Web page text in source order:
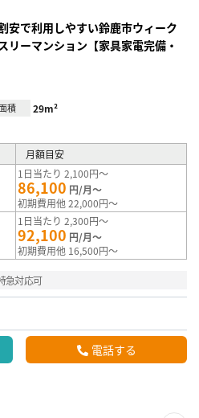
安で利用しやすい鈴鹿市ウィーク
リーマンション【家具家電完備・
積 29m²
月額目安
1日当たり 2,100円～
86,100 円/月～
初期費用他 22,000円～
1日当たり 2,300円～
92,100 円/月～
初期費用他 16,500円～
急対応可
電話する